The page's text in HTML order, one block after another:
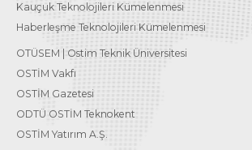
Kauçuk Teknolojileri Kümelenmesi
Haberleşme Teknolojileri Kümelenmesi
OTÜSEM | Ostim Teknik Üniversitesi
OSTİM Vakfı
OSTİM Gazetesi
ODTÜ OSTİM Teknokent
OSTİM Yatırım A.Ş.